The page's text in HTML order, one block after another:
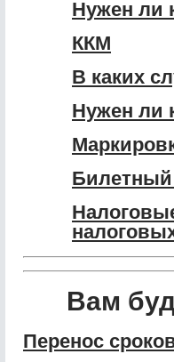
Нужен ли
ККМ
В каких
Нужен ли
Билетный
Вам
Перенос